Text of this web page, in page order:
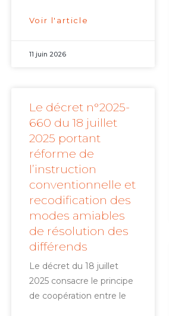
Voir l'article
11 juin 2026
Le décret n°2025-
660 du 18 juillet
2025 portant
réforme de
l’instruction
conventionnelle et
recodification des
modes amiables
de résolution des
différends
Le décret du 18 juillet
2025 consacre le principe
de coopération entre le